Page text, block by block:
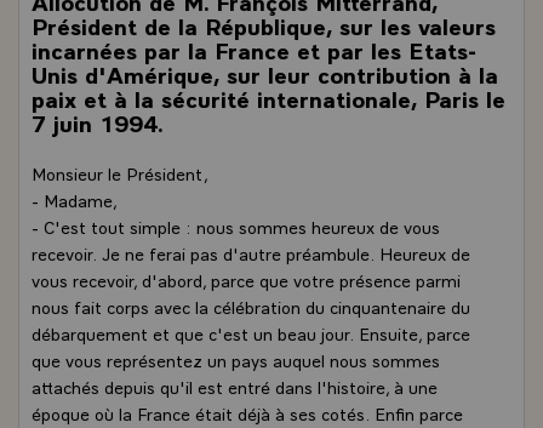
Président de la République, sur les valeurs
incarnées par la France et par les Etats-
Unis d'Amérique, sur leur contribution à la
paix et à la sécurité internationale, Paris le
7 juin 1994.
Monsieur le Président,
- Madame,
- C'est tout simple : nous sommes heureux de vous
recevoir. Je ne ferai pas d'autre préambule. Heureux de
vous recevoir, d'abord, parce que votre présence parmi
nous fait corps avec la célébration du cinquantenaire du
débarquement et que c'est un beau jour. Ensuite, parce
que vous représentez un pays auquel nous sommes
attachés depuis qu'il est entré dans l'histoire, à une
époque où la France était déjà à ses cotés. Enfin parce